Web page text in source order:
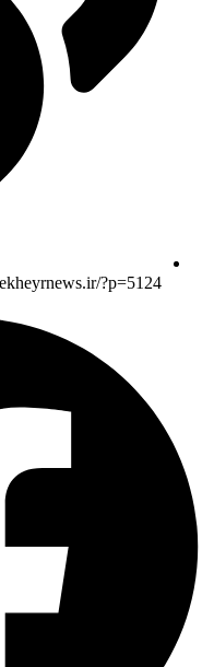
?p=5124